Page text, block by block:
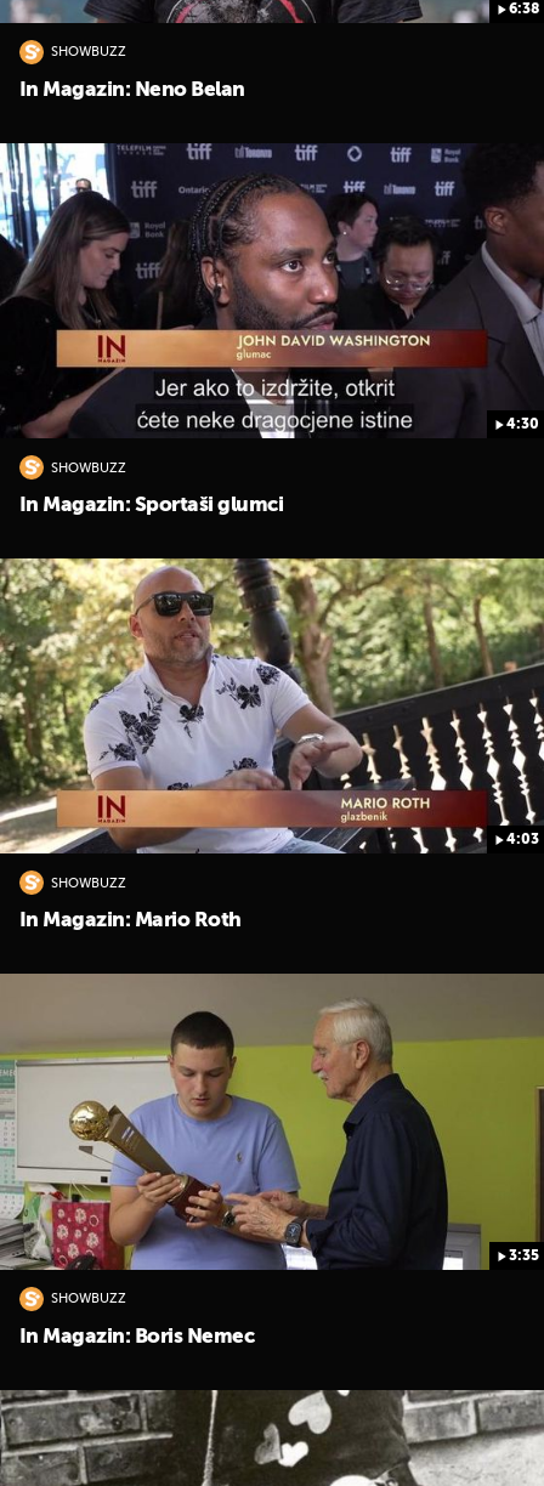
6:38
SHOWBUZZ
In Magazin: Neno Belan
4:30
SHOWBUZZ
In Magazin: Sportaši glumci
4:03
SHOWBUZZ
In Magazin: Mario Roth
3:35
SHOWBUZZ
In Magazin: Boris Nemec